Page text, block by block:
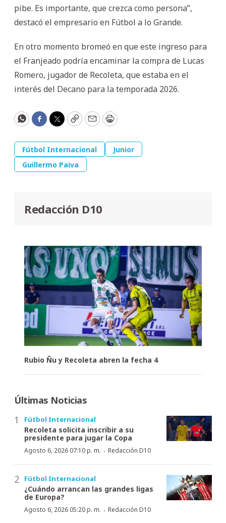
pibe. Es importante, que crezca como persona”,
destacó el empresario en Fútbol a lo Grande.
En otro momento bromeó en que este ingreso para
el Franjeado podría encaminar la compra de Lucas
Romero, jugador de Recoleta, que estaba en el
interés del Decano para la temporada 2026.
WhatsApp
Facebook
Twitter
CopyEmailPrint
Fútbol Internacional
Junior
Guillermo Paiva
Redacción D10
Rubio Ñu y Recoleta abren la fecha 4
Últimas Noticias
Fútbol Internacional
Recoleta solicita inscribir a su
presidente para jugar la Copa
Agosto 6, 2026 07:10 p. m. · Redacción D10
Fútbol Internacional
¿Cuándo arrancan las grandes ligas
de Europa?
Agosto 6, 2026 05:20 p. m. · Redacción D10